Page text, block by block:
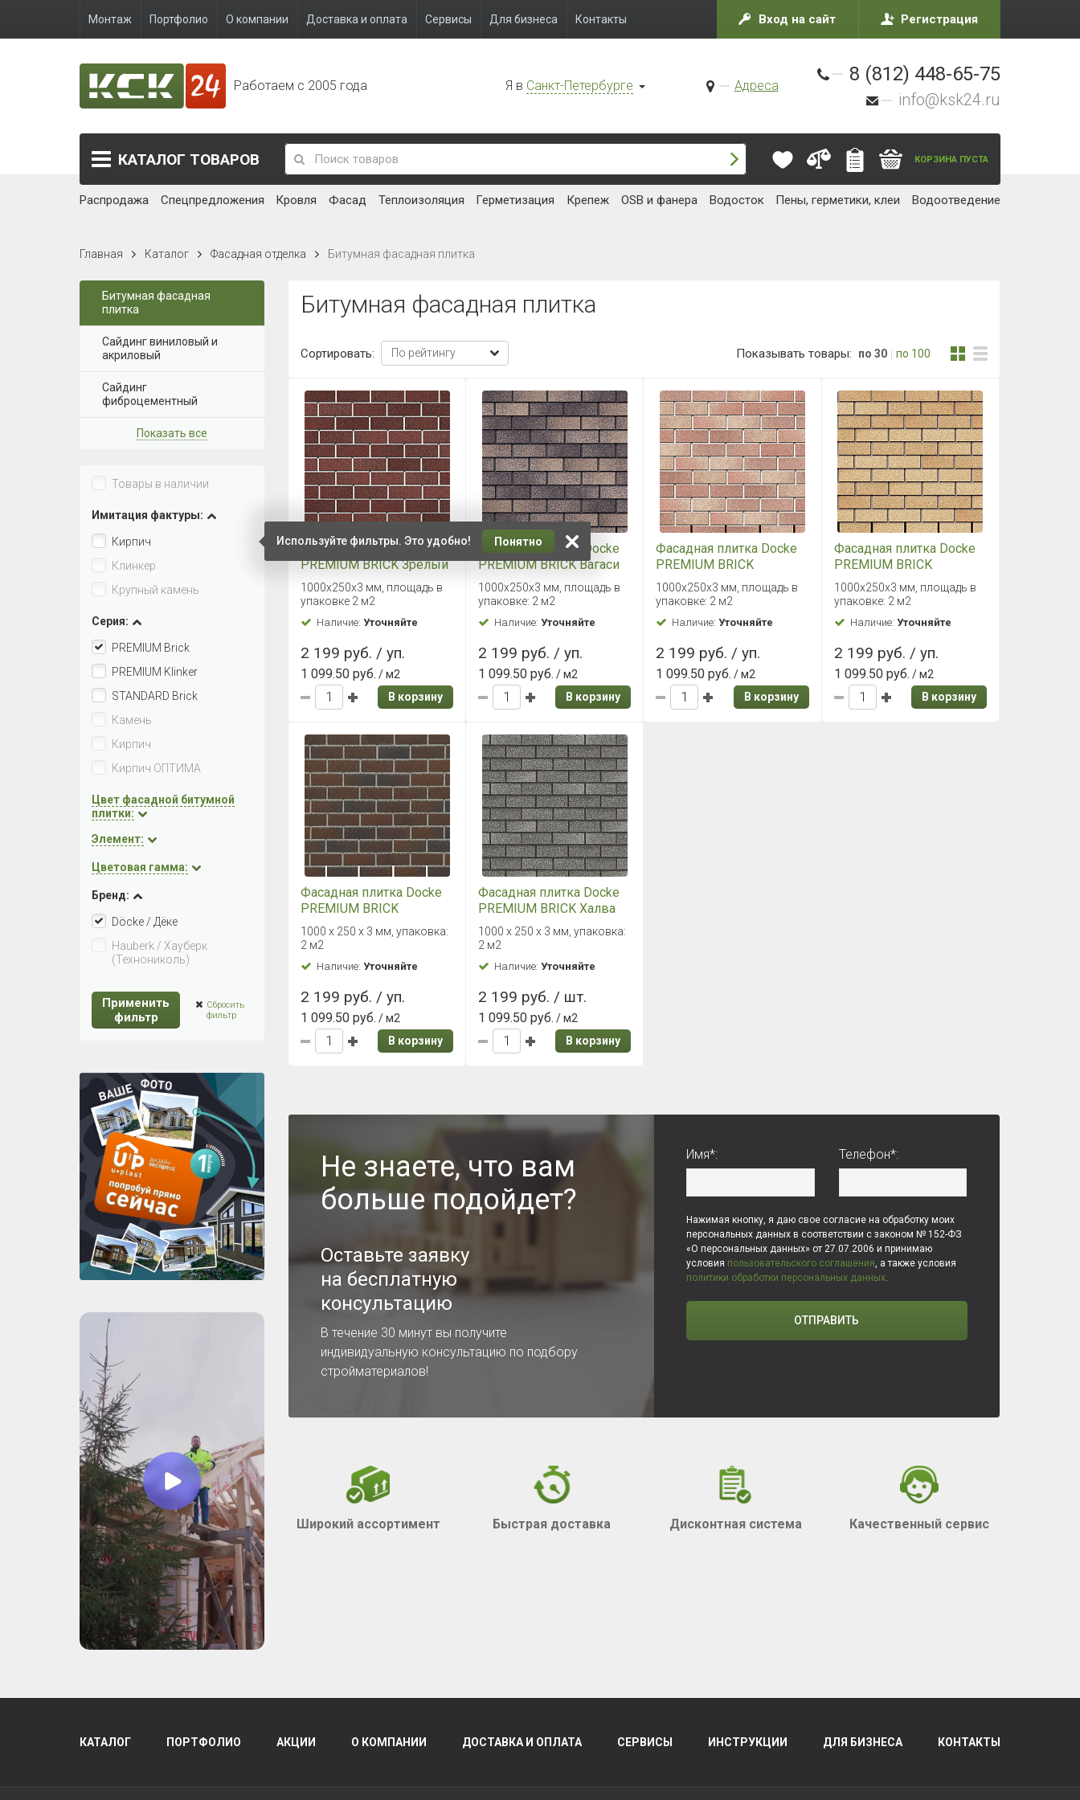
Монтаж Портфолио О компании Доставка и оплата Сервисы Для бизнеса Контакты Вход на сайт Регистрация
Работаем с 2005 года Я в Санкт-Петербурге Адреса
8 (812) 448-65-75
info@ksk24.ru
КАТАЛОГ ТОВАРОВ КОРЗИНА ПУСТА
Распродажа Спецпредложения Кровля Фасад Теплоизоляция Герметизация Крепеж OSB и фанера Водосток Пены, герметики, клеи Водоотведение
Главная Каталог Фасадная отделка Битумная фасадная плитка
Битумная фасадная плитка
Сортировать: Показывать товары: по 30 по 100
Фасадная плитка Docke
PREMIUM BRICK Зрелый
каштан
1000х250х3 мм, площадь в
упаковке 2 м2
Наличие: Уточняйте
2 199 руб. / уп.
1 099.50 руб. / м2
В корзину
Фасадная плитка Docke
PREMIUM BRICK Вагаси
1000х250х3 мм, площадь в
упаковке: 2 м2
Наличие:Уточняйте
2 199 руб. / уп.
1 099.50 руб. / м2
В корзину
Фасадная плитка Docke
PREMIUM BRICK
Песчаный
1000х250х3 мм, площадь в
упаковке: 2 м2
Наличие:Уточняйте
2 199 руб. / уп.
1 099.50 руб. / м2
В корзину
Фасадная плитка Docke
PREMIUM BRICK
Янтарный
1000х250х3 мм, площадь в
упаковке: 2 м2
Наличие: Уточняйте
2 199 руб. / уп.
1 099.50 руб. / м2
В корзину
Фасадная плитка Docke
PREMIUM BRICK
Рубиновый
1000 х 250 х 3 мм, упаковка:
2 м2
Наличие: Уточняйте
2 199 руб. / уп.
1 099.50 руб. / м2
В корзину
Фасадная плитка Docke
PREMIUM BRICK Халва
1000 х 250 х 3 мм, упаковка:
2 м2
Наличие:Уточняйте
2 199 руб. / шт.
1 099.50 руб. / м2
В корзину
Не знаете, что вам
больше подойдет?
Оставьте заявку
на бесплатную
консультацию
В течение 30 минут вы получите
индивидуальную консультацию по подбору
стройматериалов!
Имя*: Телефон*:
Нажимая кнопку, я даю свое согласие на обработку моих
персональных данных в соответствии с законом № 152-ФЗ
«О персональных данных» от 27.07.2006 и принимаю
условия пользовательского соглашения, а также условия
политики обработки персональных данных.
ОТПРАВИТЬ
Широкий ассортимент Быстрая доставка Дисконтная система Качественный сервис
Битумная фасадная
плитка
Сайдинг виниловый и
акриловый
Сайдинг
фиброцементный
Показать все
Используйте фильтры. Это удобно! Понятно
Товары в наличии
Имитация фактуры:
Кирпич
Клинкер
Крупный камень
Серия:
PREMIUM Brick
PREMIUM Klinker
STANDARD Brick
Камень
Кирпич
Кирпич ОПТИМА
Цвет фасадной битумной
плитки:
Элемент:
Цветовая гамма:
Бренд:
Döcke / Дёке
Hauberk / Хауберк
(Технониколь)
Применить
фильтр
Сбросить
фильтр
КАТАЛОГ ПОРТФОЛИО АКЦИИ О КОМПАНИИ ДОСТАВКА И ОПЛАТА СЕРВИСЫ ИНСТРУКЦИИ ДЛЯ БИЗНЕСА КОНТАКТЫ